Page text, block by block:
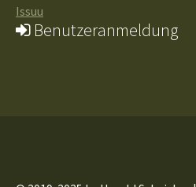
Issuu
Benutzeranmeldung